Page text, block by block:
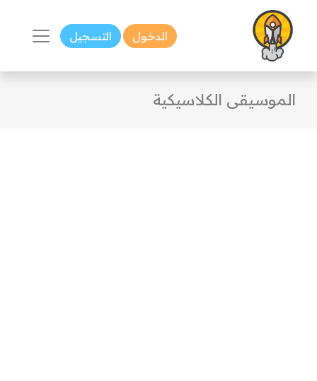
الدخول التسجيل
الموسيقى الكلاسيكية